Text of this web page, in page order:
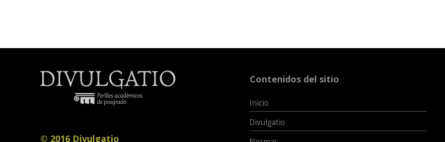
© 2016 Divulgatio
Contenidos del sitio
Inicio
Divulgatio